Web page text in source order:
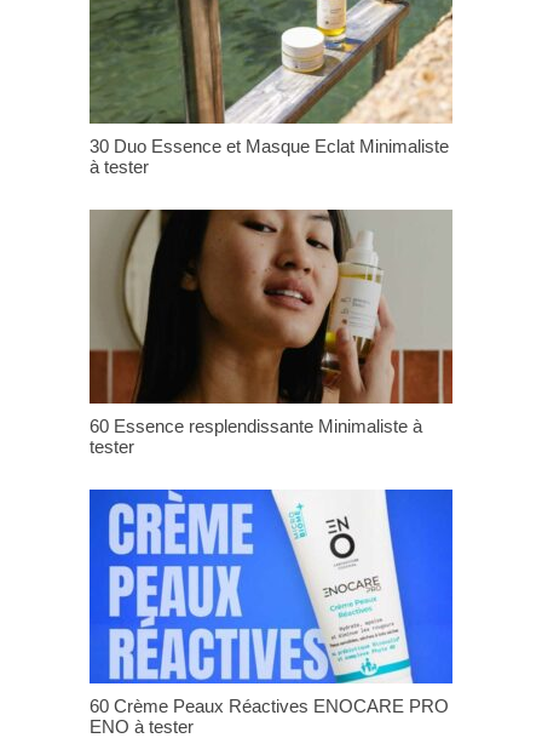
30 Duo Essence et Masque Eclat Minimaliste
à tester
60 Essence resplendissante Minimaliste à
tester
60 Crème Peaux Réactives ENOCARE PRO
ENO à tester